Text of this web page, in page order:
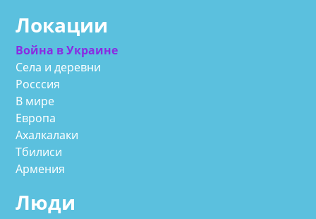
Локации
Война в Украине
Села и деревни
Росссия
В мире
Европа
Ахалкалаки
Тбилиси
Армения
Люди